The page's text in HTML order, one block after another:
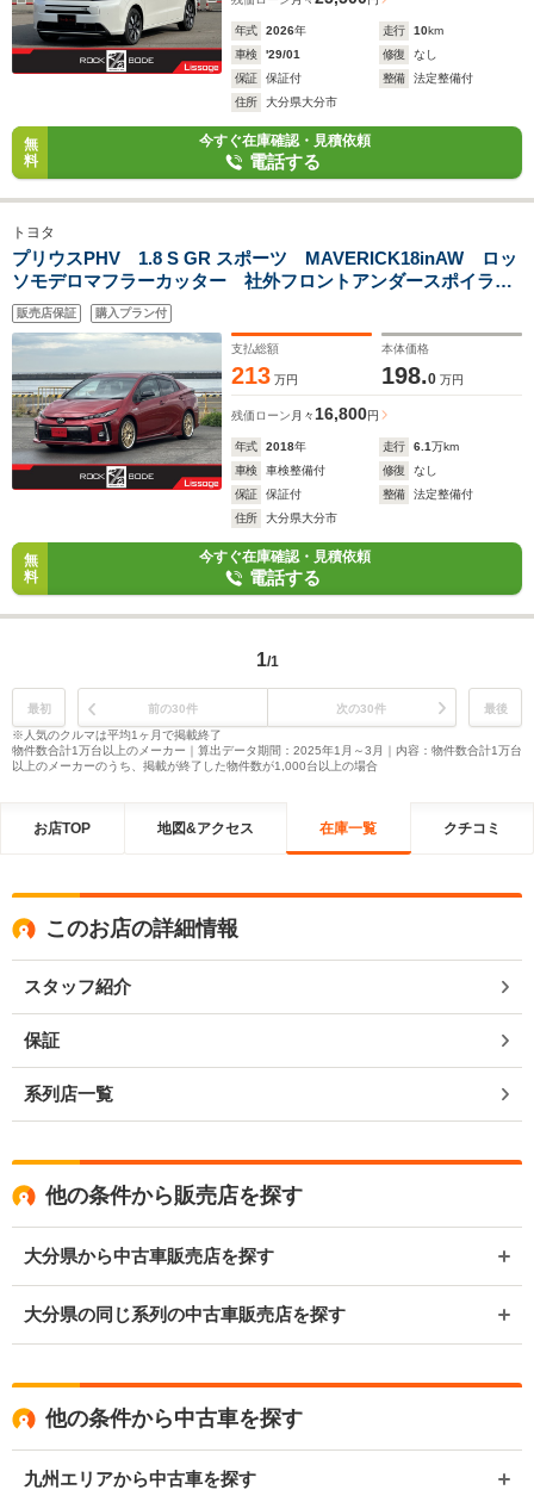
年式 2026年 走行 10km
車検
'29/01 修復
なし
保証
保証付 整備
法定整備付
住所
大分県大分市
無
料
今すぐ在庫確認・見積依頼
電話する
トヨタ
プリウスPHV 1.8 S GR スポーツ MAVERICK18inAW ロッ
ソモデロマフラーカッター 社外フロントアンダースポイラー
&サイドスカート&ルーフスポイラー 9型ナビTV Bカメラ
トヨタセーフティセンス ハーフレザー シートヒーター
販売店保証 購入プラン付
支払総額
213 万円
本体価格
198.0 万円
残価ローン 月々 16,800円
年式 2018年 走行 6.1万km
車検
車検整備付 修復
なし
保証
保証付 整備
法定整備付
住所
大分県大分市
無
料
今すぐ在庫確認・見積依頼
電話する
1/1
最初 前の30件 次の30件
最後
※人気のクルマは平均1ヶ月で掲載終了
物件数合計1万台以上のメーカー｜算出データ期間：2025年1月～3月｜内容：物件数合計1万台
以上のメーカーのうち、掲載が終了した物件数が1,000台以上の場合
お店TOP 地図&アクセス 在庫一覧 クチコミ
このお店の詳細情報
スタッフ紹介
保証
系列店一覧
他の条件から販売店を探す
大分県から中古車販売店を探す
大分県の同じ系列の中古車販売店を探す
他の条件から中古車を探す
九州エリアから中古車を探す